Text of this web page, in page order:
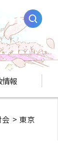
ット
情報
>東京